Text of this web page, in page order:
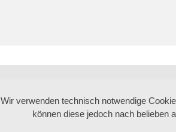
Wir verwenden technisch notwendige
können diese jedoch nach belieben